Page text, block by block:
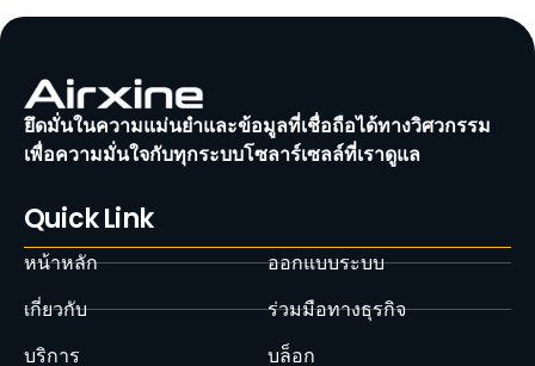
ยึดมั่นในความแม่นยำและข้อมูลที่เชื่อถือได้ทางวิศวกรรม
เพื่อความมั่นใจกับทุกระบบโซลาร์เซลล์ที่เราดูแล
Quick Link
หน้าหลัก
เกี่ยวกับ
บริการ
ออกแบบระบบ
ร่วมมือทางธุรกิจ
บล็อก